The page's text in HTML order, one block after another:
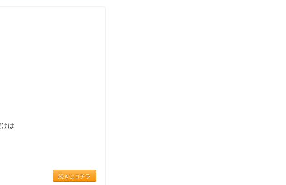
は
続きはコチラ